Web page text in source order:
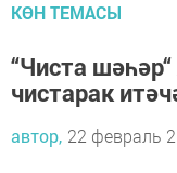
КӨН ТЕМАСЫ
“Чиста
чистарак
автор, 22 февраль